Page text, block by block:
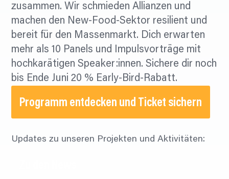
zusammen. Wir schmieden Allianzen und
machen den New-Food-Sektor resilient und
bereit für den Massenmarkt. Dich erwarten
mehr als 10 Panels und Impulsvorträge mit
hochkarätigen Speaker:innen. Sichere dir noch
bis Ende Juni 20 % Early-Bird-Rabatt.
Programm entdecken und Ticket sichern
Updates zu unseren Projekten und Aktivitäten: